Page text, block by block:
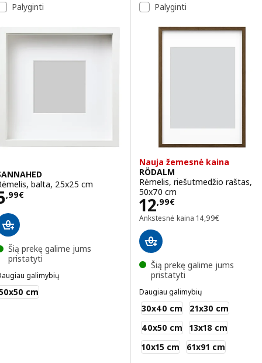
Palyginti
balta, 25x25 cm
,99€ 5,99€
Šią prekę galime jums
pristatyti
galimybių
cm
Palyginti
Nauja žemesnė kaina
RÖDALM
Rėmelis, riešutmedžio raštas,
50x70 cm
12,99€
Kaina 12,99€
Ankstesnė kaina 14,99€
Ankstesnė kaina
Šią prekę galime jums
pristatyti
Daugiau galimybių
RÖDALM
30x40 cm
21x30 cm
40x50 cm
13x18 cm
10x15 cm
61x91 cm